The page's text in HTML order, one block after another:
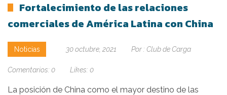
Fortalecimiento de las relaciones
comerciales de América Latina con China
Noticias 30 octubre, 2021 Por : Club de Carga
Comentarios: 0 Likes: 0
La posición de China como el mayor destino de las